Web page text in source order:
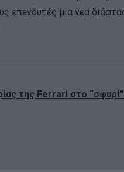
επενδυτές μια νέα
της Ferrari στο “σφυρί”